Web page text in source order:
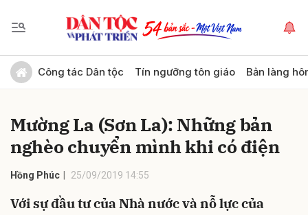
Công tác Dân tộc Tín ngưỡng tôn giáo Bản làng
Mường La (Sơn La): Những bản
nghèo chuyển mình khi có điện
Hồng Phúc 25/09/2019 14:55
Với sự đầu tư của Nhà nước và nỗ lực của
Gửi bình luận
Hủy